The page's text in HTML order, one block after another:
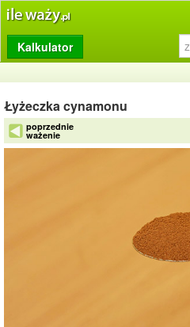
Produkty
Dziennik
Przelicznik
Porównywarka
Kalkulator
Łyżeczka cynamonu
poprzednie
ważenie